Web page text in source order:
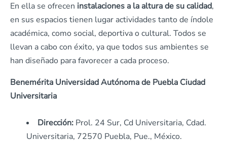
En ella se ofrecen instalaciones a la altura de su calidad,
en sus espacios tienen lugar actividades tanto de índole
académica, como social, deportiva o cultural. Todos se
llevan a cabo con éxito, ya que todos sus ambientes se
han diseñado para favorecer a cada proceso.
Benemérita Universidad Autónoma de Puebla Ciudad
Universitaria
Dirección: Prol. 24 Sur, Cd Universitaria, Cdad.
Universitaria, 72570 Puebla, Pue., México.